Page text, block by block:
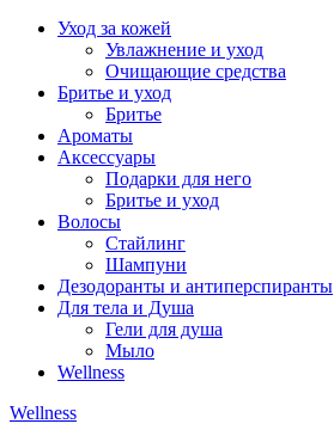
Уход за кожей
Увлажнение и уход
Очищающие средства
Бритье и уход
Бритье
Ароматы
Аксессуары
Подарки для него
Бритье и уход
Волосы
Стайлинг
Шампуни
Дезодоранты и антиперспиранты
Для тела и Душа
Гели для душа
Мыло
Wellness
Wellness